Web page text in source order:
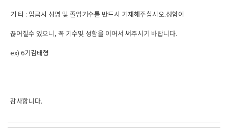
기 타 : 입금시 성명 및 졸업기수를 반드시 기재해주십시오.성함이
끊어질수 있으니, 꼭 기수및 성함을 이어서 써주시기 바랍니다.
ex) 6기김태형
감사합니다.